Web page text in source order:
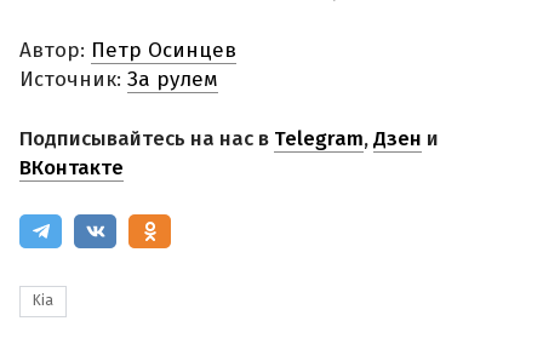
Автор: Петр Осинцев
Источник: За рулем
Подписывайтесь на нас в Telegram,Дзен и
ВКонтакте
Kia